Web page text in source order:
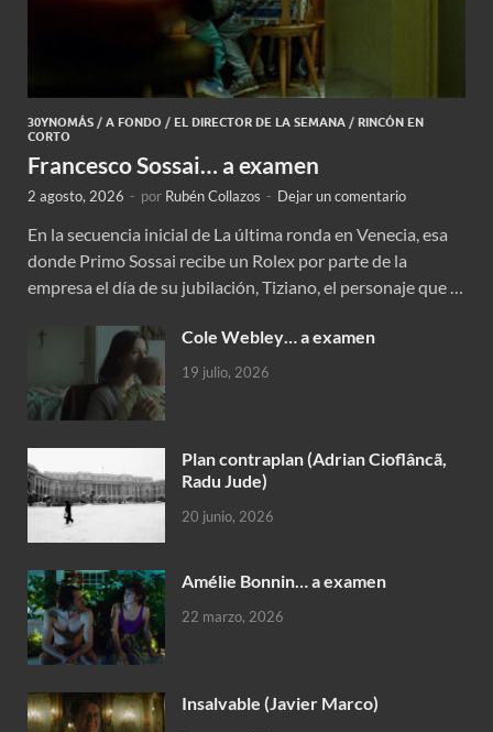
30YNOMÁS / A FONDO / EL DIRECTOR DE LA SEMANA / RINCÓN EN
CORTO
Francesco Sossai… a examen
2 agosto, 2026 - por Rubén Collazos - Dejar un comentario
En la secuencia inicial de La última ronda en Venecia, esa
donde Primo Sossai recibe un Rolex por parte de la
empresa el día de su jubilación, Tiziano, el personaje que …
Cole Webley… a examen
19 julio, 2026
Plan contraplan (Adrian Cioflâncã,
Radu Jude)
20 junio, 2026
Amélie Bonnin… a examen
22 marzo, 2026
Insalvable (Javier Marco)